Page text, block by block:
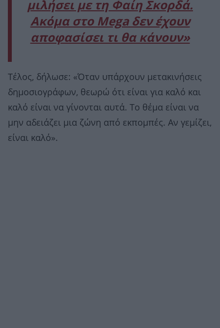
μιλήσει με τη Φαίη Σκορδά.
Ακόμα στο Mega δεν έχουν
αποφασίσει τι θα κάνουν»
Tέλος, δήλωσε: «Όταν υπάρχουν μετακινήσεις
δημοσιογράφων, θεωρώ ότι είναι για καλό και
καλό είναι να γίνονται αυτά. Το θέμα είναι να
μην αδειάζει μια ζώνη από εκπομπές. Αν γεμίζει,
είναι καλό».